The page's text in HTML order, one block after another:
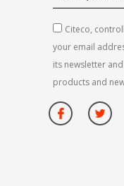
your
emailCiteco,
your email
its newsletter
products and